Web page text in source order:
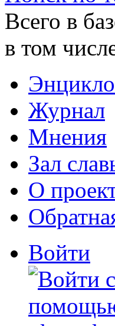
Всего в
в том
Журнал
Мнения
Зал
О
Войти